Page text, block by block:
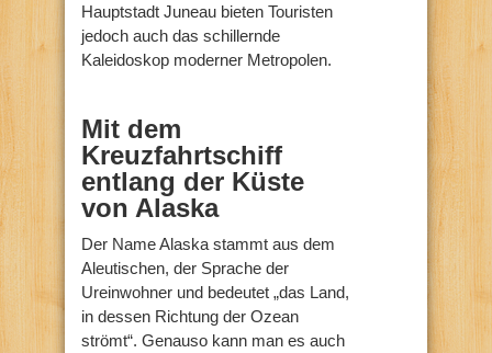
Hauptstadt Juneau bieten Touristen
jedoch auch das schillernde
Kaleidoskop moderner Metropolen.
Mit dem
Kreuzfahrtschiff
entlang der Küste
von Alaska
Der Name Alaska stammt aus dem
Aleutischen, der Sprache der
Ureinwohner und bedeutet „das Land,
in dessen Richtung der Ozean
strömt“. Genauso kann man es auch